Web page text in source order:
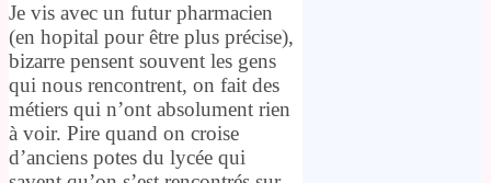
Je vis avec un futur pharmacien
(en hopital pour être plus précise),
bizarre pensent souvent les gens
qui nous rencontrent, on fait des
métiers qui n’ont absolument rien
à voir. Pire quand on croise
d’anciens potes du lycée qui